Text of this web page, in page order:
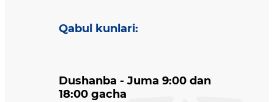
Qabul kunlari:
Dushanba - Juma 9:00 dan
18:00 gacha